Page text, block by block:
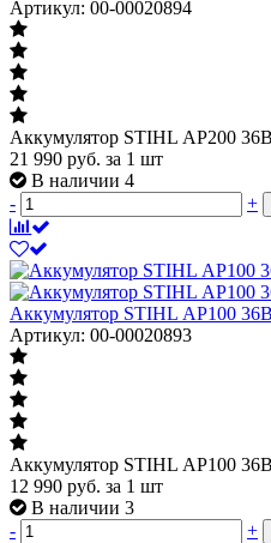
Артикул: 00-00020894
Аккумулятор STIHL АР200
21 990 руб. за 1 шт
В наличии 4
-
+
Аккумулятор STIHL АР100
Артикул: 00-00020893
Аккумулятор STIHL АР100
12 990 руб. за 1 шт
В наличии 3
-
+